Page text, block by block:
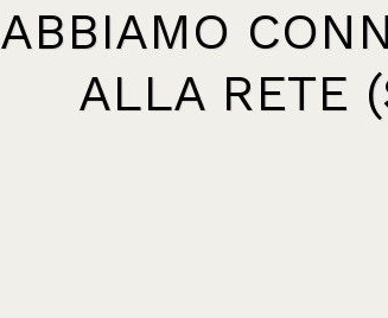
ABBIAMO
ALLA RETE